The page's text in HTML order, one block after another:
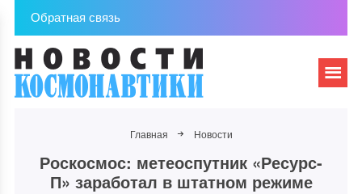
Обратная связь
Главная Новости
Роскосмос: метеоспутник «Ресурс-
П» заработал в штатном режиме